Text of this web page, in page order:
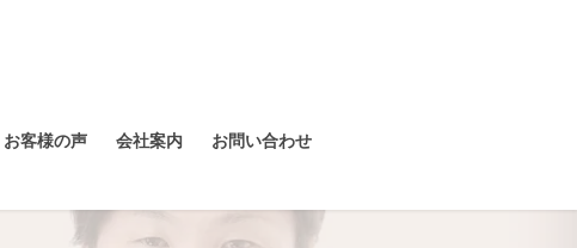
お客様の声 会社案内 お問い合わせ